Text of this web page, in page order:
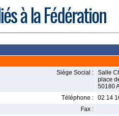
à la Fédération
Siège Social :
Salle
place
50180
Téléphone :
02 14
Fax :